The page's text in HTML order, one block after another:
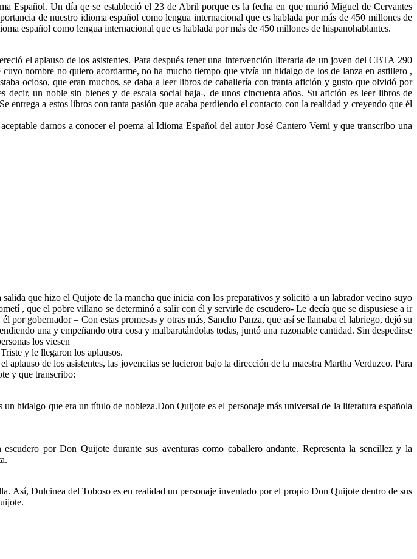
Español. Un día qe se estableció el 23 de Abril porque es la fecha en que murió Miguel de Cervantes
de nuestro idioma español como lengua internacional que es hablada por más de 450 millones de
español como lengua internacional que es hablada por más de 450 millones de hispanohablantes.
el aplauso de los asistentes. Para después tener una intervención literaria de un joven del CBTA 290
nombre no quiero acordarme, no ha mucho tiempo que vivía un hidalgo de los de lanza en astillero ,
ocioso, que eran muchos, se daba a leer libros de caballería con tranta afición y gusto que olvidó por
un noble sin bienes y de escala social baja-, de unos cincuenta años. Su afición es leer libros de
entrega a estos libros con tanta pasión que acaba perdiendo el contacto con la realidad y creyendo que él
darnos a conocer el poema al Idioma Español del autor José Cantero Verni y que transcribo una
que hizo el Quijote de la mancha que inicia con los preparativos y solicitó a un labrador vecino suyo
, que el pobre villano se determinó a salir con él y servirle de escudero- Le decía que se dispusiese a ir
gobernador – Con estas promesas y otras más, Sancho Panza, que así se llamaba el labriego, dejó su
una y empeñando otra cosa y malbaratándolas todas, juntó una razonable cantidad. Sin despedirse
los viesen
y le llegaron los aplausos.
de los asistentes, las jovencitas se lucieron bajo la dirección de la maestra Martha Verduzco. Para
y que transcribo:
hidalgo que era un título de nobleza.Don Quijote es el personaje más universal de la literatura española
por Don Quijote durante sus aventuras como caballero andante. Representa la sencillez y la
Así, Dulcinea del Toboso es en realidad un personaje inventado por el propio Don Quijote dentro de sus